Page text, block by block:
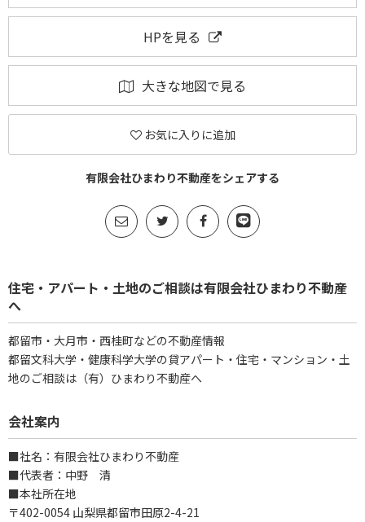
HPを見る
大きな地図で見る
お気に入りに追加
有限会社ひまわり不動産をシェアする
住宅・アパート・土地のご相談は有限会社ひまわり不動産
へ
都留市・大月市・西桂町などの不動産情報
都留文科大学・健康科学大学の貸アパート・住宅・マンション・土
地のご相談は（有）ひまわり不動産へ
会社案内
■社名：有限会社ひまわり不動産
■代表者：中野 清
■本社所在地
〒402-0054 山梨県都留市田原2-4-21